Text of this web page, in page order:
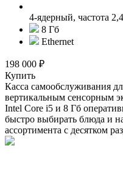
4-ядерный, частота
8 Гб
Ethernet
198 000 ₽
Купить
Касса самообслуживания
вертикальным сенсорным
Intel Core i5 и 8 Гб
быстро выбирать блюда и
ассортимента с десятком